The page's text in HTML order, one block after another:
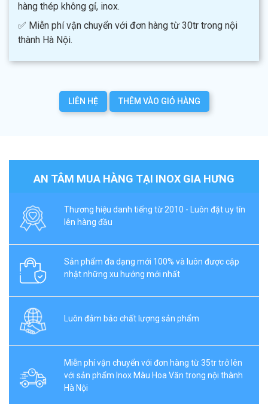
hàng thép không gỉ, inox.
✅ Miễn phí vận chuyển với đơn hàng từ 30tr trong nội
thành Hà Nội.
LIÊN HỆ THÊM VÀO GIỎ HÀNG
AN TÂM MUA HÀNG TẠI INOX GIA HƯNG
Thương hiệu danh tiếng từ 2010 - Luôn đặt uy tín
lên hàng đầu
Sản phẩm đa dạng mới 100% và luôn được cập
nhật những xu hướng mới nhất
Luôn đảm bảo chất lượng sản phẩm
Miễn phí vận chuyển với đơn hàng từ 35tr trở lên
với sản phẩm Inox Màu Hoa Văn trong nội thành
Hà Nội